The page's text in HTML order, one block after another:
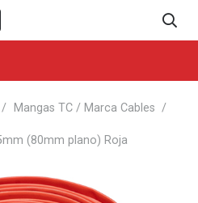
/ Mangas TC / Marca Cables /
(80mm plano) Roja